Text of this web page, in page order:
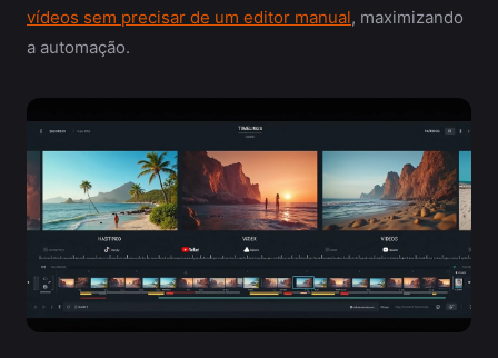
vídeos sem precisar de um editor manual, maximizando
a automação.